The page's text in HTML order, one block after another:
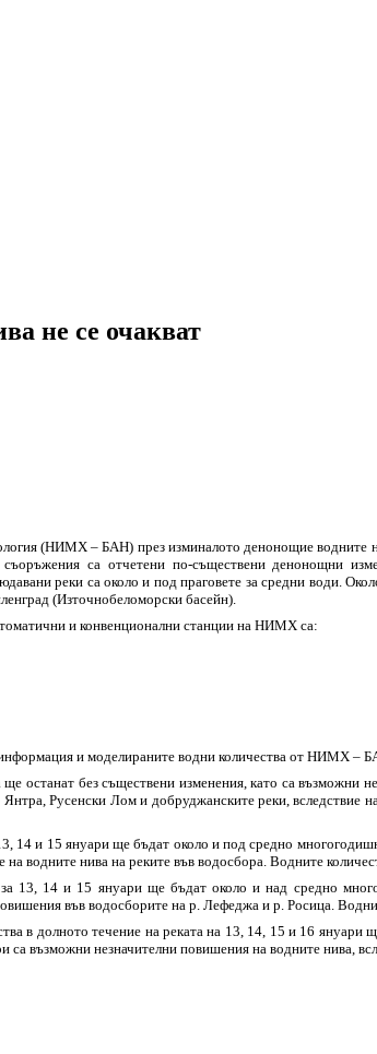
не се очакват
(НИМХ – БАН) през изминалото денонощие водните
съоръжения са отчетени по-съществени
реки са около и под праговете за средни води.
(Източнобеломорски басейн).
и конвенционални станции на НИМХ са:
и моделираните водни количества от НИМХ –
останат без съществени изменения, като са възможни
Русенски Лом и добруджанските реки, вследствие
14 и 15 януари ще бъдат около и под средно
водните нива на реките във водосбора. Водните
13, 14 и 15 януари ще бъдат около и над средно
във водосборите на р. Лефеджа и р. Росица.
в долното течение на реката на 13, 14, 15 и 16
възможни незначителни повишения на водните нива,